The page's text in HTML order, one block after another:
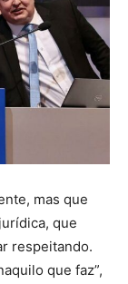
mas que
que
respeitando.
que faz”,